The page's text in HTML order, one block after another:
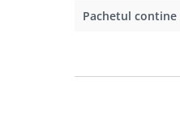
Pachetul contine